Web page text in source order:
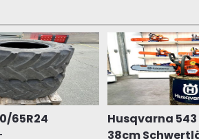
65R24
Husqvarna 543
38cm